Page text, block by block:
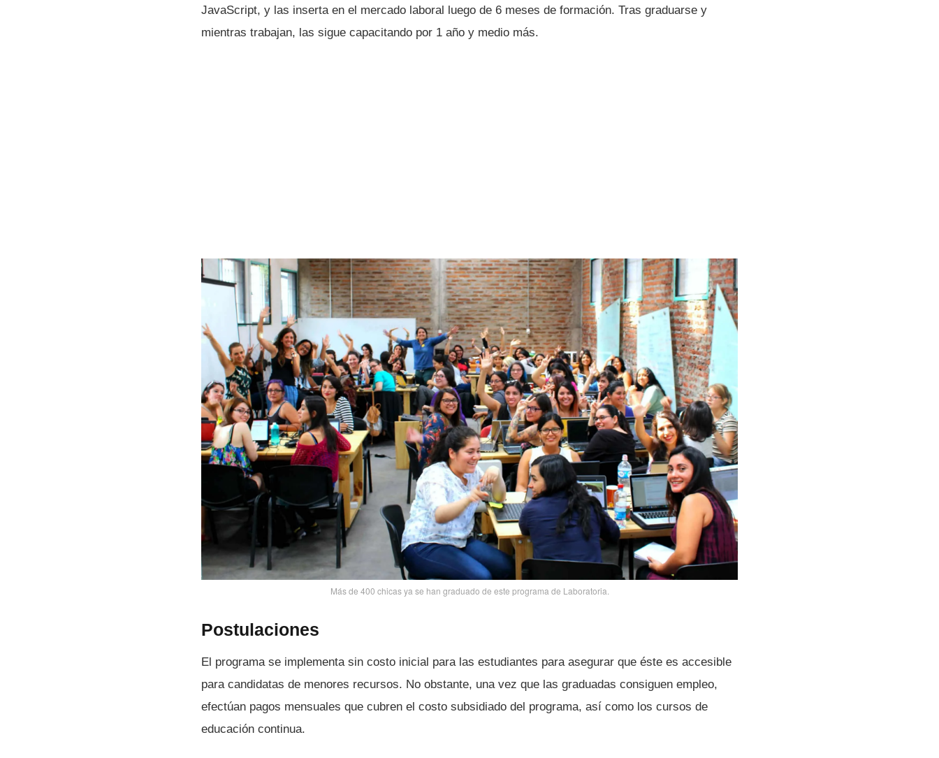
JavaScript, y las inserta en el mercado laboral luego de 6 meses de formación. Tras graduarse y
mientras trabajan, las sigue capacitando por 1 año y medio más.
Más de 400 chicas ya se han graduado de este programa de Laboratoria.
Postulaciones
El programa se implementa sin costo inicial para las estudiantes para asegurar que éste es accesible
para candidatas de menores recursos. No obstante, una vez que las graduadas consiguen empleo,
efectúan pagos mensuales que cubren el costo subsidiado del programa, así­ como los cursos de
educación continua.